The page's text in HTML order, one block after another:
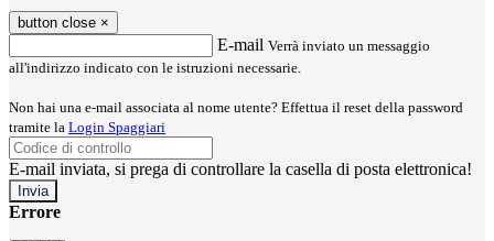
button close ×
E-mail Verrà inviato un messaggio
all'indirizzo indicato con le istruzioni necessarie.
Non hai una e-mail associata al nome utente? Effettua il reset della password
tramite la Login Spaggiari
E-mail inviata, si prega di controllare la casella di posta elettronica!
Errore